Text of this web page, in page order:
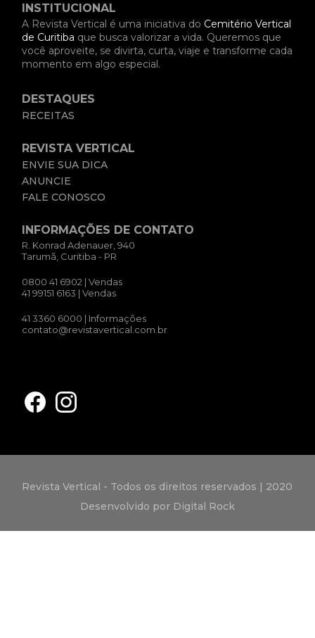
INSTITUCIONAL
A Revista Vertical é uma iniciativa do Cemitério Vertical
de Curitiba que busca valorizar a vida. Queremos que
você aproveite, se divirta, curta, viaje e transforme cada
momento em algo especial.
DESTAQUES
RECEITAS
REVISTA VERTICAL
ENVIE SUA DICA
ANUNCIE
FALE CONOSCO
INFORMAÇÕES DE CONTATO
R. Konrad Adenauer, 940
Tarumã, Curitiba - PR
0800 41 6902 | Vendas
41 99151 6163 | Vendas
41 3360 6000 | Informações
contato@revistavertical.com.br
Revista Vertical - Todos os direitos reservados | 2020
Desenvolvido por Digital Rock